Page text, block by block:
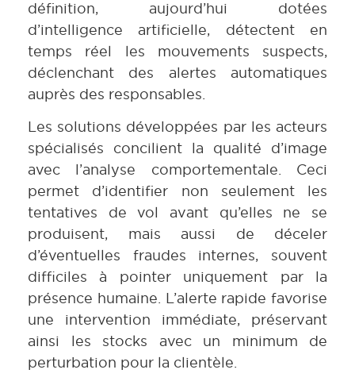
définition, aujourd’hui dotées
d’intelligence artificielle, détectent en
temps réel les mouvements suspects,
déclenchant des alertes automatiques
auprès des responsables.
Les solutions développées par les acteurs
spécialisés concilient la qualité d’image
avec l’analyse comportementale. Ceci
permet d’identifier non seulement les
tentatives de vol avant qu’elles ne se
produisent, mais aussi de déceler
d’éventuelles fraudes internes, souvent
difficiles à pointer uniquement par la
présence humaine. L’alerte rapide favorise
une intervention immédiate, préservant
ainsi les stocks avec un minimum de
perturbation pour la clientèle.